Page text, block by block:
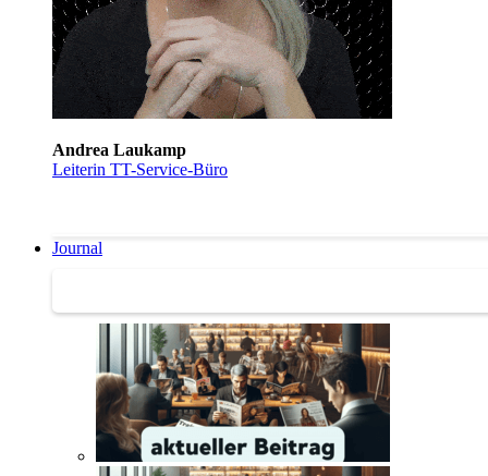
Andrea Laukamp
Leiterin TT-Service-Büro
Journal